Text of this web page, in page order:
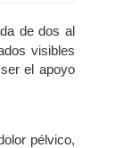
de dos al
visibles
el apoyo
pélvico,